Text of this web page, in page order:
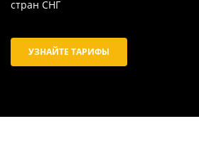
стран СНГ
УЗНАЙТЕ ТАРИФЫ